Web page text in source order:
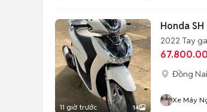
11 giờ trước 14
Honda
2022 Tay ga
Đồng Nai
Xe Máy